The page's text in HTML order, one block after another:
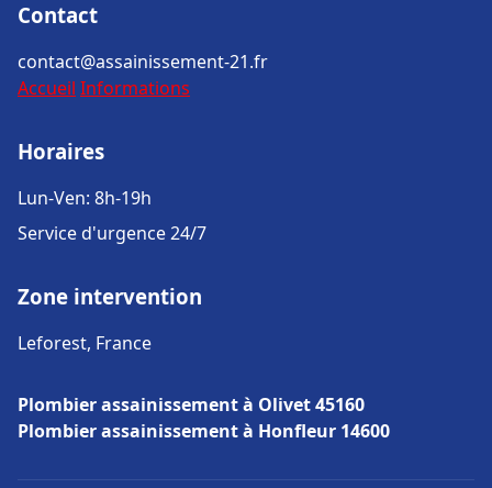
Contact
contact@assainissement-21.fr
Accueil Informations
Horaires
Lun-Ven: 8h-19h
Service d'urgence 24/7
Zone intervention
Leforest, France
Plombier assainissement à Olivet 45160
Plombier assainissement à Honfleur 14600